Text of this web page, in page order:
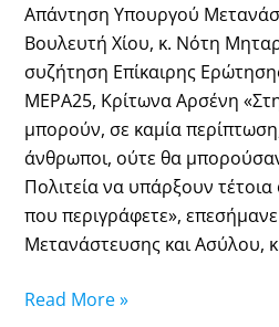
Απάντηση Υπουργού
Βουλευτή Χίου, κ. Νότη
συζήτηση Επίκαιρης
ΜΕΡΑ25, Κρίτωνα Αρσένη
μπορούν, σε καμία
άνθρωποι, ούτε θα
Πολιτεία να υπάρξουν
που περιγράφετε»,
Μετανάστευσης και Ασύλου,
σε
σχέση
με
το
2019
έχει
στερήσει
εκατοντάδες
εκατομμύρια
βιομηχανία
Read More »